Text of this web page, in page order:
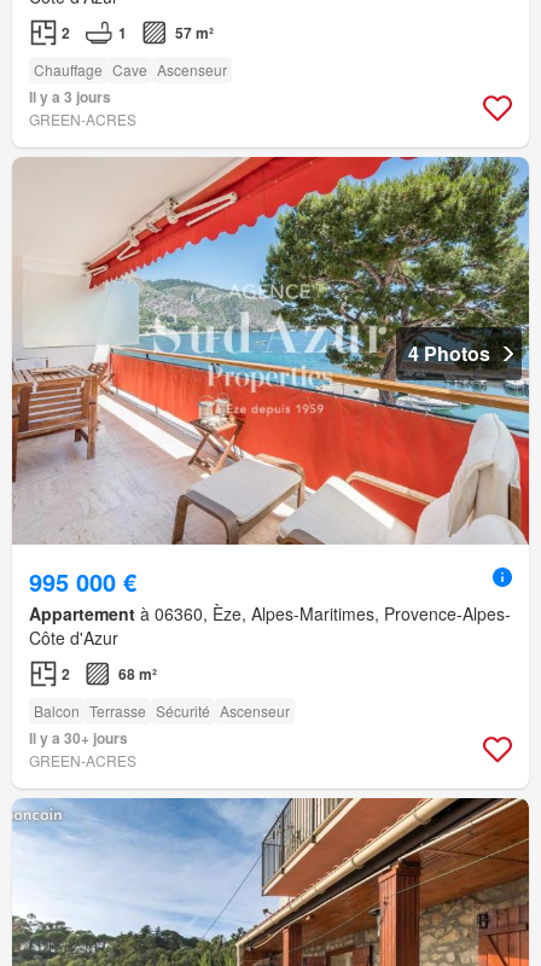
2 1 57 m²
Chauffage Cave Ascenseur
Il y a 3 jours
GREEN-ACRES
4 Photos
995 000 €
Appartement à 06360, Èze, Alpes-Maritimes, Provence-Alpes-
Côte d'Azur
2 68 m²
Balcon Terrasse Sécurité Ascenseur
Il y a 30+ jours
GREEN-ACRES